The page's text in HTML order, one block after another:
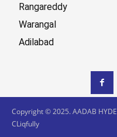
Rangareddy
Warangal
Adilabad
Copyright © 2025. AADAB
CLiqfully